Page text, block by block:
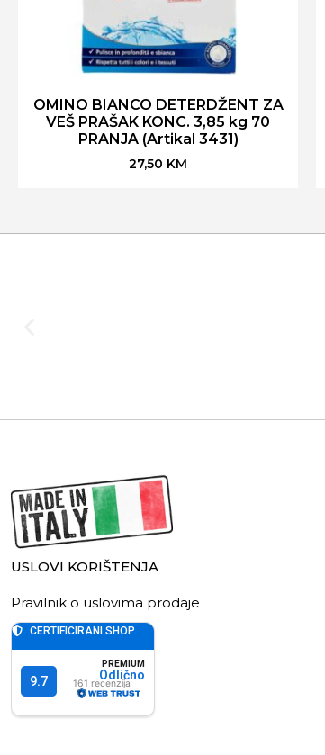
OMINO BIANCO DETERDŽENT ZA
VEŠ PRAŠAK KONC. 3,85 kg 70
PRANJA (Artikal 3431)
27,50 KM
USLOVI KORIŠTENJA
Pravilnik o uslovima prodaje